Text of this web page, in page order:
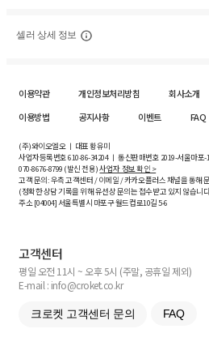
셀러 상세 정보
이용약관 개인정보처리방침 회사소개
이용방법
공지사항 이벤트 FAQ
(주)와이오엘오 ㅣ 대표 황유미
사업자등록번호610-86-34204ㅣ 통신판매번호 2019-서울마포
070-8676-8799 (발신 전용)사업자 정보 확인 >
고객 문의: 우측 고객센터 / 이메일 / 카카오플러스 채널을 통해
(정확한 상담 기록을 위해 유선상 문의는 접수받고 있지 않습니
주소 [04004] 서울특별시 마포구 월드컵로10길5-6
고객센터
평일 오전 11시 ~ 오후 5시 (주말, 공휴일 제외)
E-mail : info@croket.co.kr
크로켓 고객센터 문의 FAQ